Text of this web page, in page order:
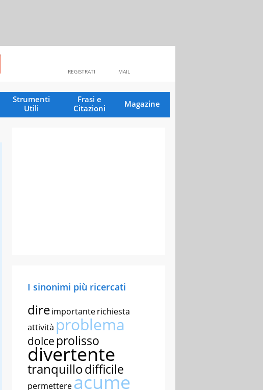
MAIL
REGISTRATI
Strumenti
Utili
Frasi e
Citazioni
Magazine
I sinonimi più ricercati
direimportanterichiesta
attività problema
dolce prolisso
divertente
tranquillodifficile
permettereacume